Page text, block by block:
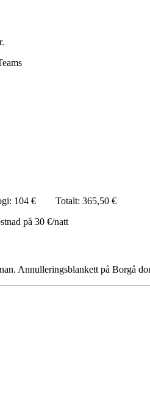
104 € Totalt: 365,50 €
på 30 €/natt
Annulleringsblankett på Borgå